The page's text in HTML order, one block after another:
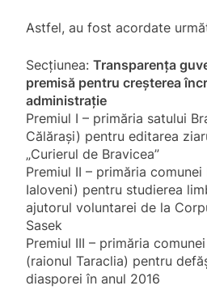
Astfel, au fost acordate
Secțiunea: Transparența
premisă pentru creșterea
administrație
Premiul I – primăria satului
Călărași) pentru editarea
„Curierul de Bravicea”
Premiul II – primăria
Ialoveni) pentru studierea
ajutorul voluntarei de la
Sasek
Premiul III – primăria
(raionul Taraclia) pentru
diasporei în anul 2016